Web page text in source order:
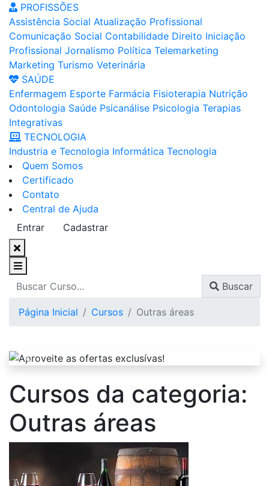
PROFISSÕES
Assistência Social Atualização Profissional
Comunicação Social Contabilidade Direito Iniciação
Profissional Jornalismo Política Telemarketing
Marketing Turismo Veterinária
SAÚDE
Enfermagem Esporte Farmácia Fisioterapia Nutrição
Odontologia Saúde Psicanálise Psicologia Terapias
Integrativas
TECNOLOGIA
Industria e Tecnologia Informática Tecnologia
Quem Somos
Certificado
Contato
Central de Ajuda
Entrar
Cadastrar
Buscar
Página Inicial Cursos Outras áreas
Cursos da categoria:
Outras áreas